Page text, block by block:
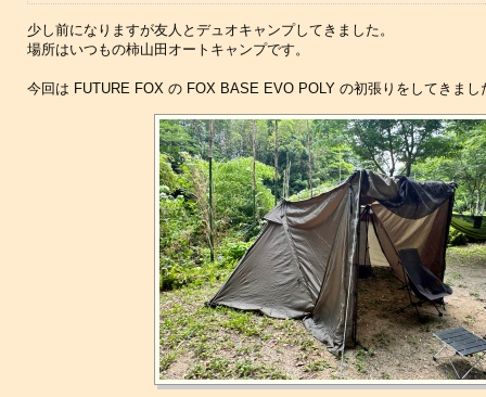
少し前になりますが友人とデュオキャンプしてきました。
場所はいつもの柿山田オートキャンプです。
今回は FUTURE FOX の FOX BASE EVO POLY の初張りをしてきまし